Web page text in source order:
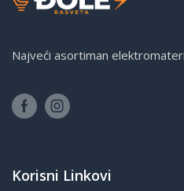
Najveći asortiman
Korisni Linkovi